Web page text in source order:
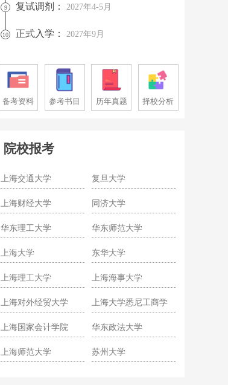
9 复试调剂： 2027年4-5月
10 正式入学： 2027年9月
备考资料 参考书目 历年真题 择校分析
院校报考
上海交通大学 复旦大学
上海财经大学 同济大学
华东理工大学 华东师范大学
上海大学 东华大学
上海理工大学 上海海事大学
上海对外经贸大学
上海大学悉尼工商学
上海国家会计学院 华东政法大学
上海师范大学 苏州大学